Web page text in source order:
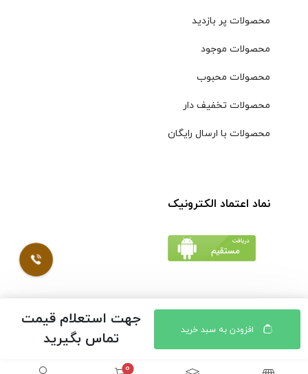
افزودن به سبد خرید
جهت استعلام قیمت
تماس بگیرید
محصولات پر بازدید
محصولات موجود
محصولات محبوب
محصولات تخفیف دار
محصولات با ارسال رایگان
نماد اعتماد الکترونیک
© کلیه حقوق مادی و معنوی محتویات سایت فروشگاه اینترنتی
موسوی محفوظ است |
طراحی شده توسط ایلیاسیستم